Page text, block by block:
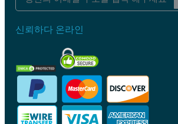
신뢰하다 온라인